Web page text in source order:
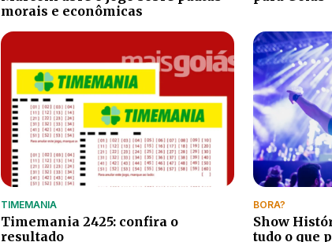
morais e econômicas
TIMEMANIA
Timemania 2425: confira o
resultado
BORA?
Show
tudo o que